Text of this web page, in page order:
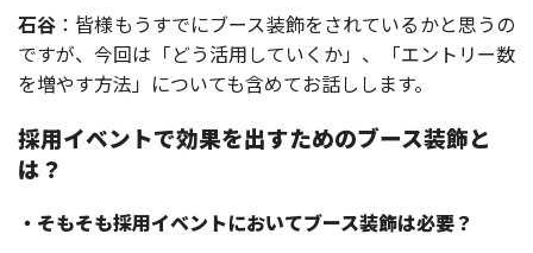
石谷 ：皆様もうすでにブース装飾をされているかと思うの
ですが、今回は「どう活用していくか」、「エントリー数
を増やす方法」についても含めてお話しします。
採用イベントで効果を出すためのブース装飾と
は？
・そもそも採用イベントにおいてブース装飾は必要？